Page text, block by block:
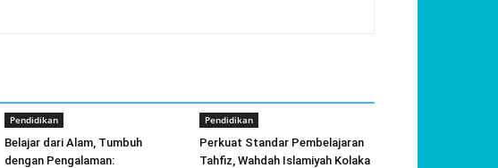
Pendidikan
Belajar dari Alam, Tumbuh
dengan Pengalaman:
Pendidikan
Perkuat Standar Pembelajaran
Tahfiz, Wahdah Islamiyah Kolaka